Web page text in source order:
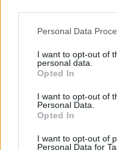
Personal Data
I want to opt-out of
personal data.
Opted In
I want to opt-out of
Personal Data.
Opted In
I want to opt-out of
Personal Data for
ΑΠΟΨΕΙΣ